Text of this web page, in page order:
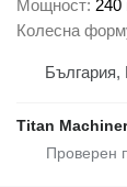
Мощност 240
Колесна
България,
Titan